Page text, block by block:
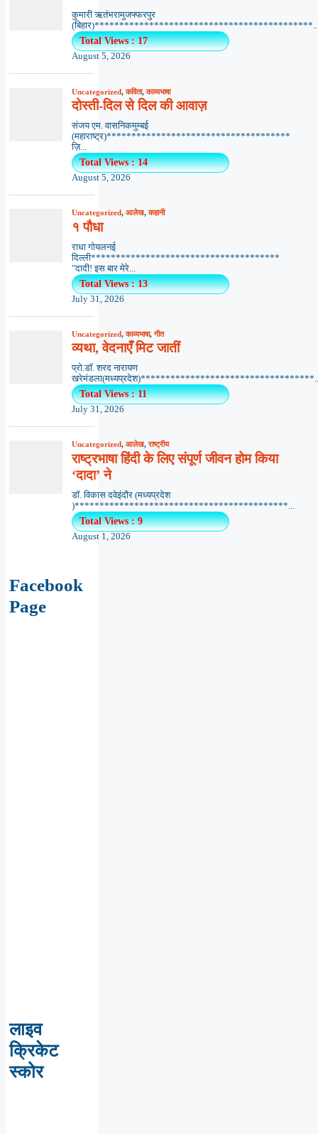
कुमारी ऋतंभरामुजफ्फरपुर
Total Views : 17
August 5, 2026
Uncategorized,कविता,काव्यभाषा
दोस्ती-दिल से दिल की आवाज़
संजय एम. वासनिकमुम्बई
(महाराष्ट्र)*************************************
ज़ि...
Total Views : 14
August 5, 2026
Uncategorized, आलेख,कहानी
१ पौधा
राधा गोयलनई
दिल्ली**************************************
"दादी! इस बार मेरे...
Total Views : 13
July 31, 2026
Uncategorized,काव्यभाषा,गीत
व्यथा, वेदनाएँ मिट जातीं
प्रो.डॉ. शरद नारायण
Total Views : 11
July 31, 2026
Uncategorized, आलेख,राष्ट्रीय
राष्ट्रभाषा हिंदी के लिए संपूर्ण जीवन होम किया
‘दादा’ ने
डॉ. विकास दवेइंदौर (मध्यप्रदेश
)*******************************************...
Total Views : 9
August 1, 2026
Facebook
Page
लाइव
क्रिकेट
स्कोर